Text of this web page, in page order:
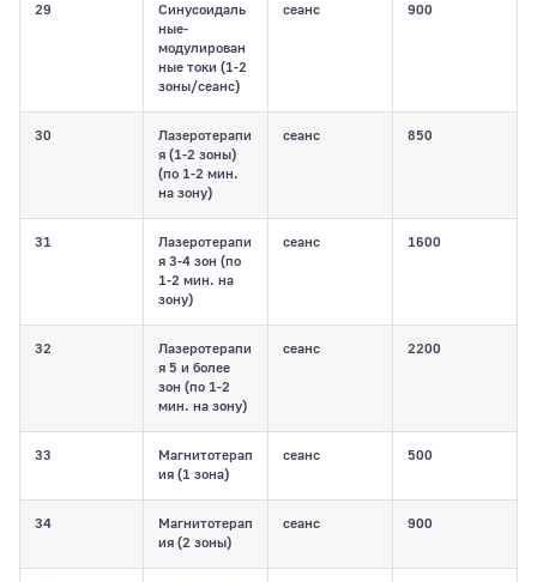
29
Синусоидаль
ные-
модулирован
ные токи (1-2
зоны/сеанс)
сеанс 900
30
Лазеротерапи
я (1-2 зоны)
(по 1-2 мин.
на зону)
сеанс 850
31
Лазеротерапи
я 3-4 зон (по
1-2 мин. на
зону)
сеанс 1600
32
Лазеротерапи
я 5 и более
зон (по 1-2
мин. на зону)
сеанс 2200
33
Магнитотерап
ия (1 зона)
сеанс 500
34
Магнитотерап
ия (2 зоны)
сеанс 900